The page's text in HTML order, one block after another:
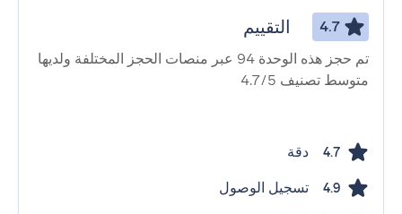
4.7 التقييم
تم حجز هذه الوحدة 94 عبر منصات الحجز المختلفة ولديها
متوسط ​​تصنيف 4.7/5
4.7 دقة
4.9 تسجيل الوصول